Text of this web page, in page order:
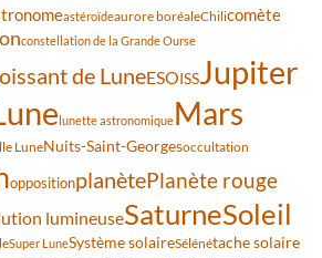
astéroïdeaurore boréaleChilicomète
constellation de la Grande Ourse
de LuneESOISSJupiter
lunette astronomiqueMars
LuneNuits-Saint-Georgesoccultation
oppositionplanètePlanète rouge
lumineuseSaturneSoleil
Super LuneSystème solaireSélénétache solaire